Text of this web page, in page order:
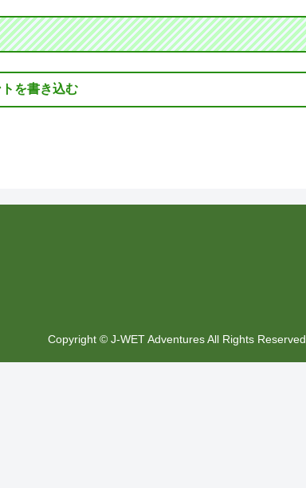
を書き込む
Copyright © J-WET Adventures All Rights Reserved.